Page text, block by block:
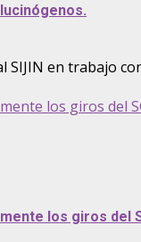
SIJIN en trabajo
los giros del
los giros del